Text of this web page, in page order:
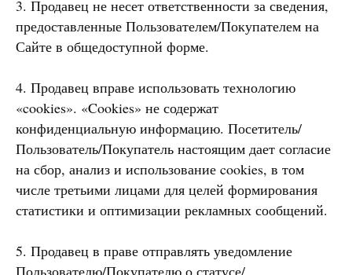
3. Продавец не несет ответственности за сведения,
предоставленные Пользователем/Покупателем на
Сайте в общедоступной форме.
4. Продавец вправе использовать технологию
«cookies». «Cookies» не содержат
конфиденциальную информацию. Посетитель/
Пользователь/Покупатель настоящим дает согласие
на сбор, анализ и использование cookies, в том
числе третьими лицами для целей формирования
статистики и оптимизации рекламных сообщений.
5. Продавец в праве отправлять уведомление
Пользователю/Покупателю о статусе/